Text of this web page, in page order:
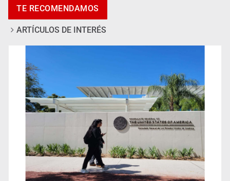
Llaman a mantener legado de Alcalde
TE RECOMENDAMOS
ARTÍCULOS DE INTERÉS